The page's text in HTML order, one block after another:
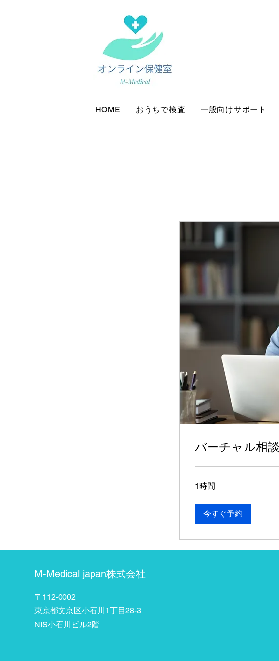
HOME おうちで検査 一般向けサポート
バーチャル相談
1時間
今すぐ予約
M-Medical japan株式会社
〒112-0002
東京都文京区小石川1丁目28-3
​NIS小石川ビル2階